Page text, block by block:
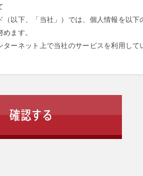
（以下、「当社」）では、個人情報を以下
ます。
ターネット上で当社のサービスを利用して
ます。
するため。
うため。
るため。